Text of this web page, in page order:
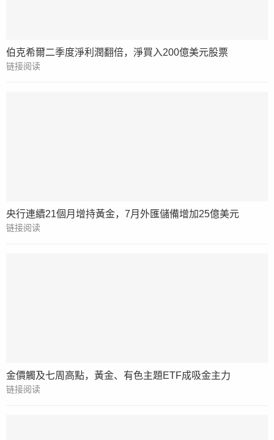
伯克希爾二季度淨利潤翻倍，淨買入200億美元股票
链接阅读
央行連續21個月增持黃金，7月外匯儲備增加25億美元
链接阅读
金價觸及七周高點，黃金、有色主題ETF成吸金主力
链接阅读